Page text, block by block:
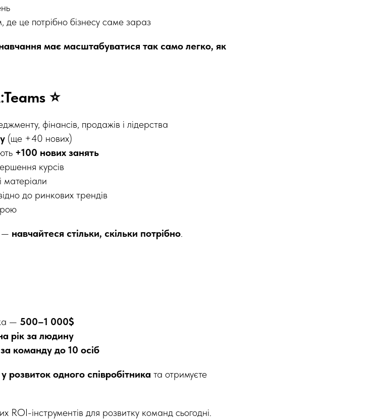
де це потрібно бізнесу саме зараз
має масштабуватися так само легко, як
⭐
фінансів, продажів і лідерства
(ще +40 нових)
+100 нових занять
курсів
матеріали
до ринкових трендів
— навчайтеся стільки, скільки потрібно.
— 500–1 000$
рік за людину
команду до 10 осіб
розвиток одного співробітника та отримуєте
ROI-інструментів для розвитку команд сьогодні.